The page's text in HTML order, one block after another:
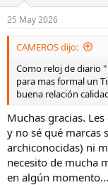
25 May 2026
CAMEROS dijo:
Como reloj de diario
para mas formal un
buena relación
Muchas gracias.
y no sé qué marcas
archiconocidas) ni
necesito de mucha
en algún